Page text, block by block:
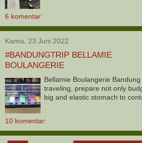
6 komentar:
Kamis, 23 Juni 2022
#BANDUNGTRIP BELLAMIE
BOULANGERIE
Bellamie Boulangerie
traveling, prepare not only
big and elastic stomach to
10 komentar: